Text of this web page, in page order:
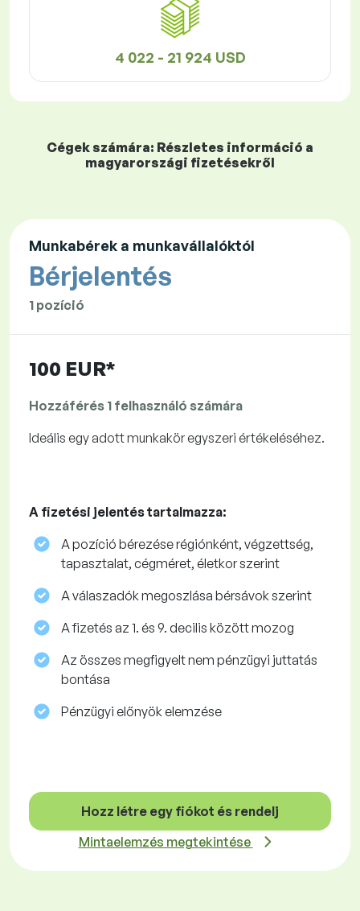
4 022 - 21 924 USD
Cégek számára: Részletes információ a
magyarországi fizetésekről
Munkabérek a munkavállalóktól
Bérjelentés
1 pozíció
100 EUR*
Hozzáférés 1 felhasználó számára
Ideális egy adott munkakör egyszeri értékeléséhez.
A fizetési jelentés tartalmazza:
A pozíció bérezése régiónként, végzettség,
tapasztalat, cégméret, életkor szerint
A válaszadók megoszlása ​​bérsávok szerint
A fizetés az 1. és 9. decilis között mozog
Az összes megfigyelt nem pénzügyi juttatás
bontása
Pénzügyi előnyök elemzése
Hozz létre egy fiókot és rendelj
Mintaelemzés megtekintése